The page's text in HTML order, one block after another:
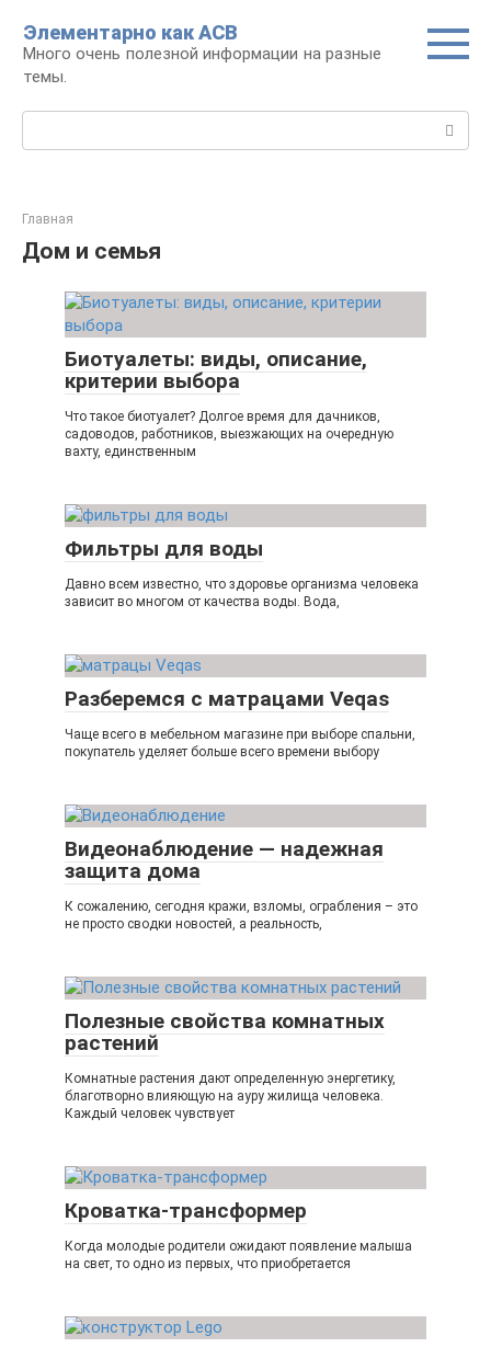
контенту
Элементарно как ACB
Много очень полезной информации на разные
темы.
Главная
Дом и семья
Биотуалеты: виды, описание,
критерии выбора
Что такое биотуалет? Долгое время для дачников,
садоводов, работников, выезжающих на очередную
вахту, единственным
Фильтры для воды
Давно всем известно, что здоровье организма человека
зависит во многом от качества воды. Вода,
Разберемся с матрацами Veqas
Чаще всего в мебельном магазине при выборе спальни,
покупатель уделяет больше всего времени выбору
Видеонаблюдение — надежная
защита дома
К сожалению, сегодня кражи, взломы, ограбления – это
не просто сводки новостей, а реальность,
Полезные свойства комнатных
растений
Комнатные растения дают определенную энергетику,
благотворно влияющую на ауру жилища человека.
Каждый человек чувствует
Кроватка-трансформер
Когда молодые родители ожидают появление малыша
на свет, то одно из первых, что приобретается